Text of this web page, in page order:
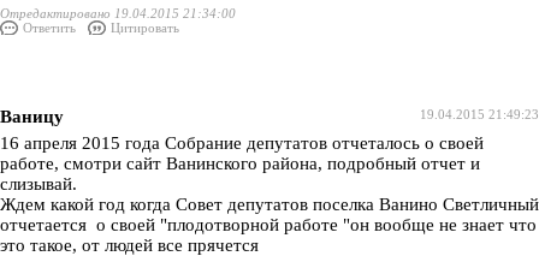
Отредактировано 19.04.2015 21:34:00
Ответить
Цитировать
19.04.2015 21:49:23
Ваницу
16 апреля 2015 года Собрание депутатов отчеталось о своей
работе, смотри сайт Ванинского района, подробный отчет и
слизывай.
Ждем какой год когда Совет депутатов поселка Ванино Светличный
отчетается о своей "плодотворной работе "он вообще не знает что
это такое, от людей все прячется